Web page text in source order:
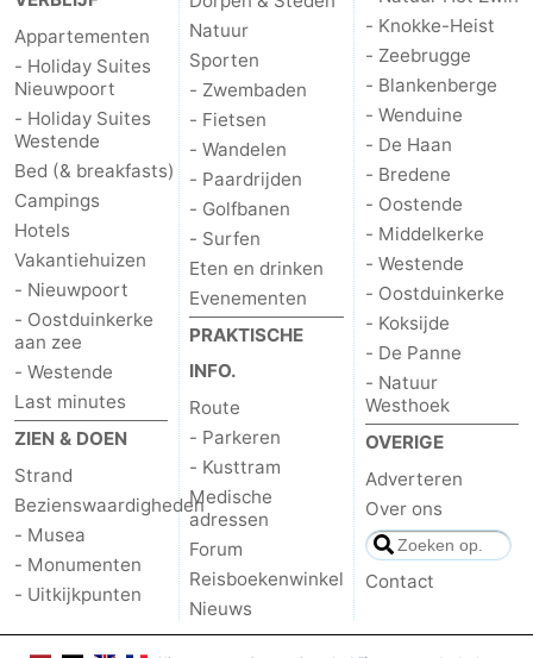
Appartementen
- Holiday Suites
Nieuwpoort
- Holiday Suites
Westende
Bed (& breakfasts)
Campings
Hotels
Vakantiehuizen
- Nieuwpoort
- Oostduinkerke
aan zee
- Westende
Last minutes
ZIEN & DOEN
Strand
Bezienswaardigheden
- Musea
- Monumenten
- Uitkijkpunten
Natuur
Sporten
- Zwembaden
- Fietsen
- Wandelen
- Paardrijden
- Golfbanen
- Surfen
Eten en drinken
Evenementen
PRAKTISCHE
INFO.
Route
- Parkeren
- Kusttram
Medische
adressen
Forum
Reisboekenwinkel
Nieuws
- Knokke-Heist
- Zeebrugge
- Blankenberge
- Wenduine
- De Haan
- Bredene
- Oostende
- Middelkerke
- Westende
- Oostduinkerke
- Koksijde
- De Panne
- Natuur
Westhoek
OVERIGE
Adverteren
Over ons
Contact